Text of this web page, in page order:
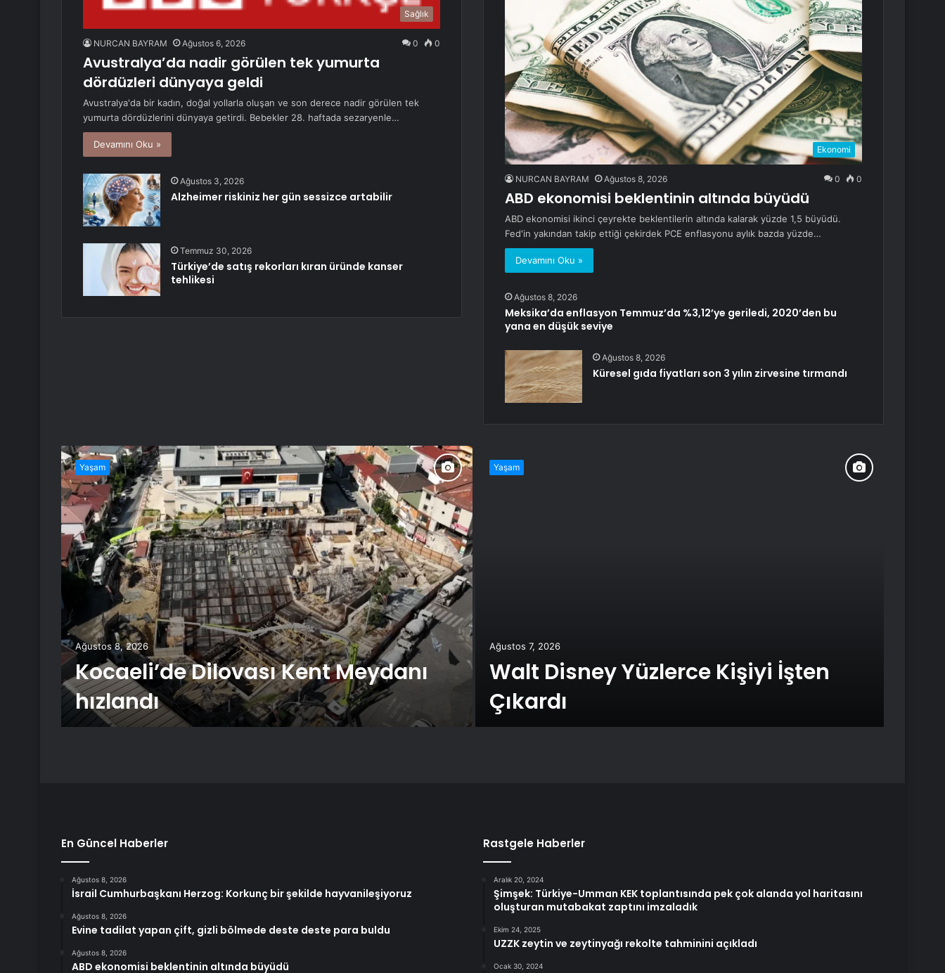
Sağlık
NURCAN BAYRAM Ağustos 6, 2026 0 0
Avustralya’da nadir görülen tek yumurta
dördüzleri dünyaya geldi
Avustralya'da bir kadın, doğal yollarla oluşan ve son derece nadir görülen tek
yumurta dördüzlerini dünyaya getirdi. Bebekler 28. haftada sezaryenle…
Devamını Oku »
Ağustos 3, 2026
Alzheimer riskiniz her gün sessizce artabilir
Temmuz 30, 2026
Türkiye’de satış rekorları kıran üründe kanser
tehlikesi
Ekonomi
NURCAN BAYRAM Ağustos 8, 2026 0 0
ABD ekonomisi beklentinin altında büyüdü
ABD ekonomisi ikinci çeyrekte beklentilerin altında kalarak yüzde 1,5 büyüdü.
Fed'in yakından takip ettiği çekirdek PCE enflasyonu aylık bazda yüzde…
Devamını Oku »
Ağustos 8, 2026
Meksika’da enflasyon Temmuz’da %3,12’ye geriledi, 2020’den bu
yana en düşük seviye
Ağustos 8, 2026
Küresel gıda fiyatları son 3 yılın zirvesine tırmandı
Yaşam
Ağustos 8, 2026
Kocaeli’de Dilovası Kent Meydanı
hızlandı
Yaşam
Ağustos 7, 2026
Walt Disney Yüzlerce Kişiyi İşten
Çıkardı
En Güncel Haberler
Ağustos 8, 2026
İsrail Cumhurbaşkanı Herzog: Korkunç bir şekilde hayvanileşiyoruz
Ağustos 8, 2026
Evine tadilat yapan çift, gizli bölmede deste deste para buldu
Ağustos 8, 2026
ABD ekonomisi beklentinin altında büyüdü
Rastgele Haberler
Aralık 20, 2024
Şimşek: Türkiye-Umman KEK toplantısında pek çok alanda yol haritasını
oluşturan mutabakat zaptını imzaladık
Ekim 24, 2025
UZZK zeytin ve zeytinyağı rekolte tahminini açıkladı
Ocak 30, 2024